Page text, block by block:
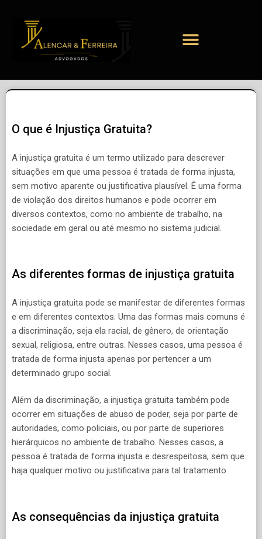
O que é Injustiça Gratuita?
A injustiça gratuita é um termo utilizado para descrever
situações em que uma pessoa é tratada de forma injusta,
sem motivo aparente ou justificativa plausível. É uma forma
de violação dos direitos humanos e pode ocorrer em
diversos contextos, como no ambiente de trabalho, na
sociedade em geral ou até mesmo no sistema judicial.
As diferentes formas de injustiça gratuita
A injustiça gratuita pode se manifestar de diferentes formas
e em diferentes contextos. Uma das formas mais comuns é
a discriminação, seja ela racial, de gênero, de orientação
sexual, religiosa, entre outras. Nesses casos, uma pessoa é
tratada de forma injusta apenas por pertencer a um
determinado grupo social.
Além da discriminação, a injustiça gratuita também pode
ocorrer em situações de abuso de poder, seja por parte de
autoridades, como policiais, ou por parte de superiores
hierárquicos no ambiente de trabalho. Nesses casos, a
pessoa é tratada de forma injusta e desrespeitosa, sem que
haja qualquer motivo ou justificativa para tal tratamento.
As consequências da injustiça gratuita